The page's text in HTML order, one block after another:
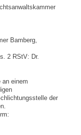
Bamberg,
2 RStV: Dr.
an einem
der